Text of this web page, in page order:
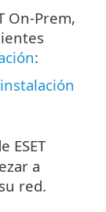
On-Prem,
:
ESET
a
red.